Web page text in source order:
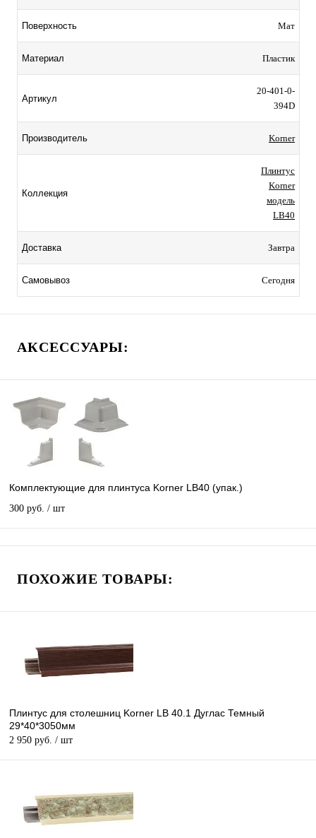
Поверхность Мат
Материал Пластик
Артикул
20-401-0-
394D
Производитель Korner
Коллекция
Плинтус
Korner
модель
LB40
Доставка Завтра
Самовывоз Сегодня
АКСЕССУАРЫ:
Комплектующие для плинтуса Korner LB40 (упак.)
300 руб. / шт
ПОХОЖИЕ ТОВАРЫ:
Плинтус для столешниц Korner LB 40.1 Дуглас Темный
29*40*3050мм
2 950 руб. / шт